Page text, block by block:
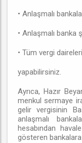
• Anlaşmalı
• Anlaşmalı banka
• Tüm vergi
yapabilirsiniz.
Ayrıca, Hazır
menkul sermaye
gelir vergisinin
anlaşmalı
hesabından
gösteren